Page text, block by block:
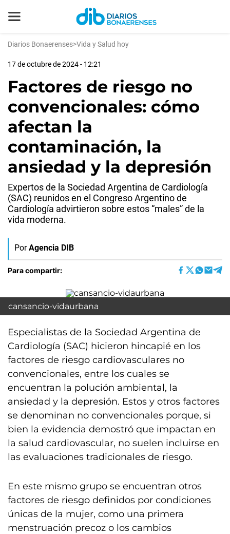
Diarios Bonaerenses>Vida y Salud hoy
17 de octubre de 2024 - 12:21
Factores de riesgo no
convencionales: cómo
afectan la
contaminación, la
ansiedad y la depresión
Expertos de la Sociedad Argentina de Cardiología
(SAC) reunidos en el Congreso Argentino de
Cardiología advirtieron sobre estos “males” de la
vida moderna.
Por Agencia DIB
Para compartir:
cansancio-vidaurbana
Especialistas de la Sociedad Argentina de
Cardiología (SAC) hicieron hincapié en los
factores de riesgo cardiovasculares no
convencionales, entre los cuales se
encuentran la polución ambiental, la
ansiedad y la depresión. Estos y otros factores
se denominan no convencionales porque, si
bien la evidencia demostró que impactan en
la salud cardiovascular, no suelen incluirse en
las evaluaciones tradicionales de riesgo.
En este mismo grupo se encuentran otros
factores de riesgo definidos por condiciones
únicas de la mujer, como una primera
menstruación precoz o los cambios